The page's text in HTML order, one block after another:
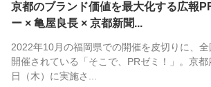
京都のブランド価値を最大化する広報
ー × 亀屋良長 × 京都新聞...
2022年10月の福岡県での開催を皮切りに、
開催されている「そこで、PRゼミ！」。京
日（木）に実施さ...